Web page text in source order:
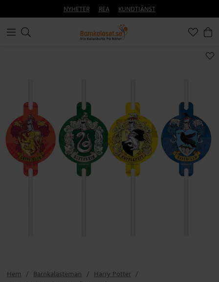
NYHETER REA KUNDTJÄNST
Hem Barnkalasteman
Harry Potter